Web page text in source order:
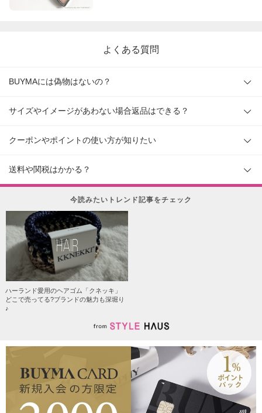
よくある質問
BUYMAには偽物はないの？
サイズやイメージがあわない場合返品はできる？
クーポンやポイントの使い方が知りたい
送料や関税はかかる？
今読みたいトレンド記事をチェック
HAIR
ハーランド愛用のヘアゴム「クネッキ」
どこで売ってる?ブランドの魅力も深堀り
♪